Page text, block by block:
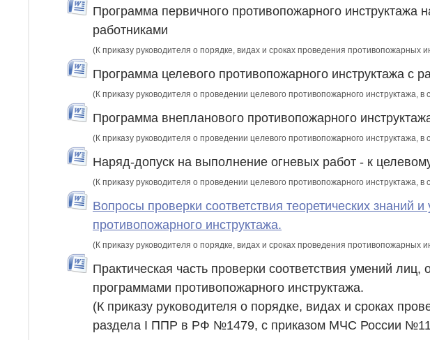
Программа первичного противопожарного инструктажа
работниками
(К приказу руководителя о порядке, видах и сроках проведения
Программа целевого противопожарного инструктажа
(К приказу руководителя о проведении целевого противопожарного инструктажа,
Программа внепланового противопожарного
(К приказу руководителя о проведении целевого противопожарного инструктажа,
Наряд-допуск на выполнение огневых работ - к
(К приказу руководителя о проведении целевого противопожарного
Вопросы проверки соответствия теоретических
противопожарного инструктажа.
(К приказу руководителя о порядке, видах и сроках проведения
Практическая часть проверки соответствия умений
программами противопожарного инструктажа.
(К приказу руководителя о порядке, видах и сроках
раздела I ППР в РФ №1479, с приказом МЧС России